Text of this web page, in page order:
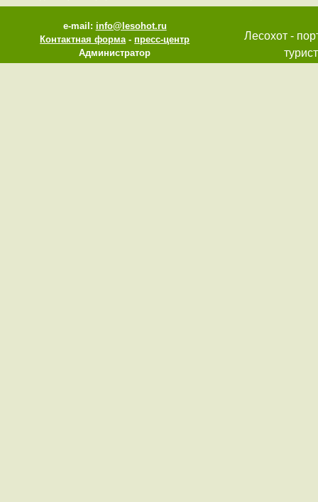
e-mail: info@lesohot.ru
Контактная форма-пресс-центр
Администратор
Лесохот -